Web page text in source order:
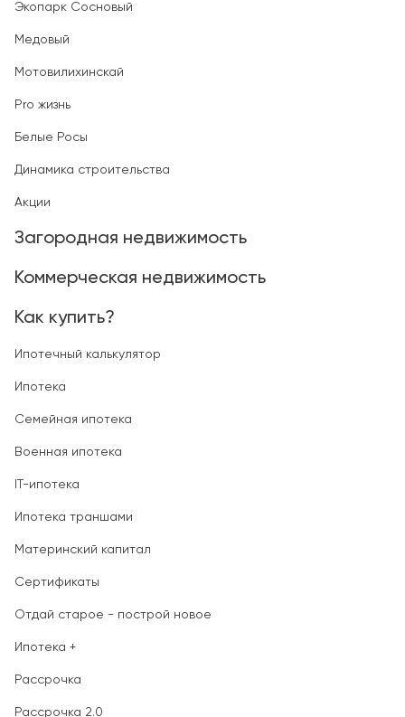
Экопарк Сосновый
Медовый
Мотовилихинскай
Pro жизнь
Белые Росы
Динамика строительства
Акции
Загородная недвижимость
Коммерческая недвижимость
Как купить?
Ипотечный калькулятор
Ипотека
Семейная ипотека
Военная ипотека
IT-ипотека
Ипотека траншами
Материнский капитал
Сертификаты
Отдай старое - построй новое
Ипотека +
Рассрочка
Рассрочка 2.0